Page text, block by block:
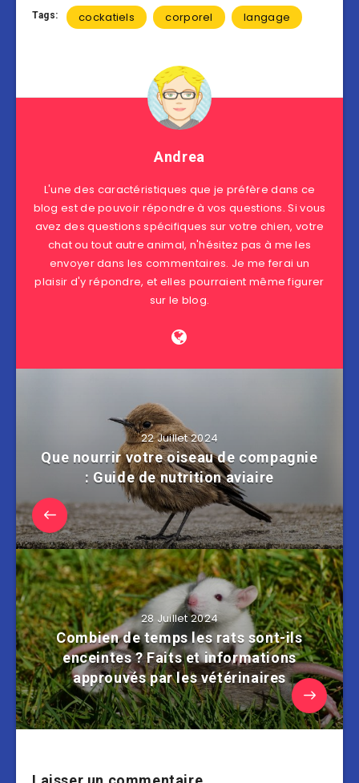
Tags: cockatiels corporel langage
Andrea
L'une des caractéristiques que je préfère dans ce
blog est de pouvoir répondre à vos questions. Si vous
avez des questions spécifiques sur votre chien, votre
chat ou tout autre animal, n'hésitez pas à me les
envoyer dans les commentaires. Je me ferai un
plaisir d'y répondre, et elles pourraient même figurer
sur le blog.
22 Juillet 2024
Que nourrir votre oiseau de compagnie
: Guide de nutrition aviaire
28 Juillet 2024
Combien de temps les rats sont-ils
enceintes ? Faits et informations
approuvés par les vétérinaires